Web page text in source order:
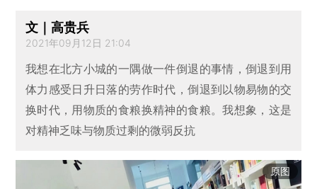
文｜高贵兵
2021年09月12日 21:04
我想在北方小城的一隅做一件倒退的事情，倒退到用
体力感受日升日落的劳作时代，倒退到以物易物的交
换时代，用物质的食粮换精神的食粮。我想象，这是
对精神乏味与物质过剩的微弱反抗
原图